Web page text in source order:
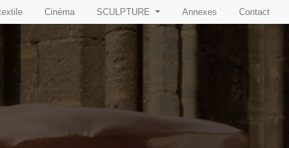
Cinéma SCULPTURE Annexes Contact